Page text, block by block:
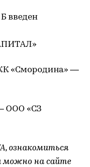
введен
«Смородина» —
ООО «СЗ
ознакомиться
можно на сайте